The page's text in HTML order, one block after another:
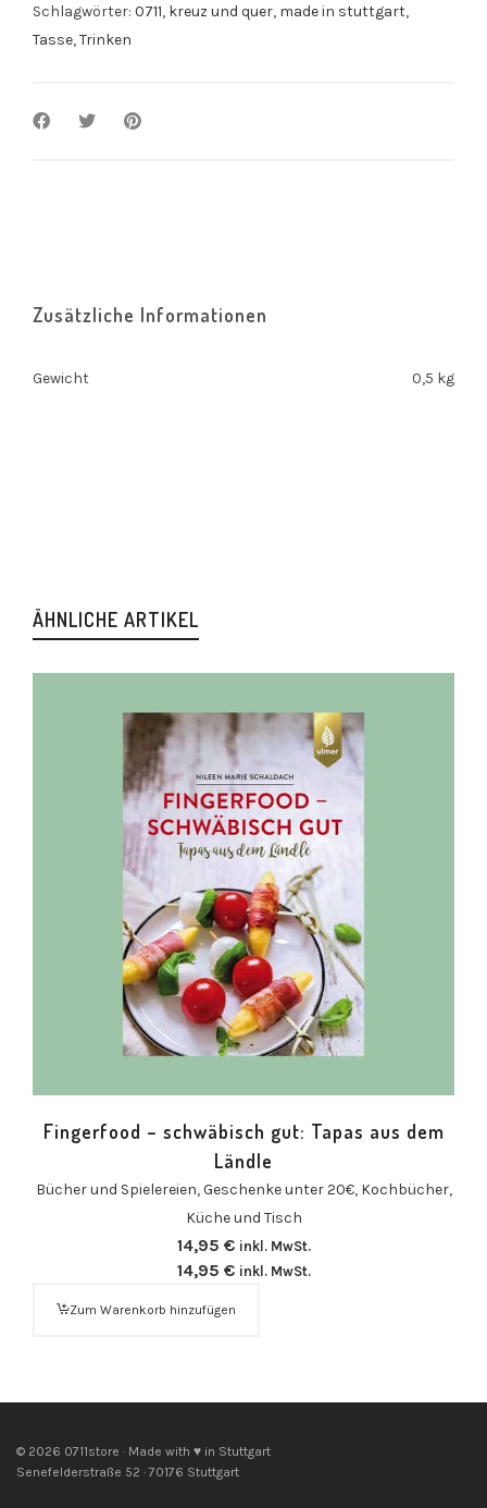
Schlagwörter: 0711, kreuz und quer, made in stuttgart,
Tasse,Trinken
Zusätzliche Informationen
Gewicht 0,5 kg
ÄHNLICHE ARTIKEL
Fingerfood – schwäbisch gut: Tapas aus dem
Ländle
Bücher und Spielereien,Geschenke unter 20€, Kochbücher,
Küche und Tisch
14,95 € inkl. MwSt.
14,95 € inkl. MwSt.
Zum Warenkorb hinzufügen
© 2026 0711store · Made with ♥ in Stuttgart
Senefelderstraße 52 · 70176 Stuttgart